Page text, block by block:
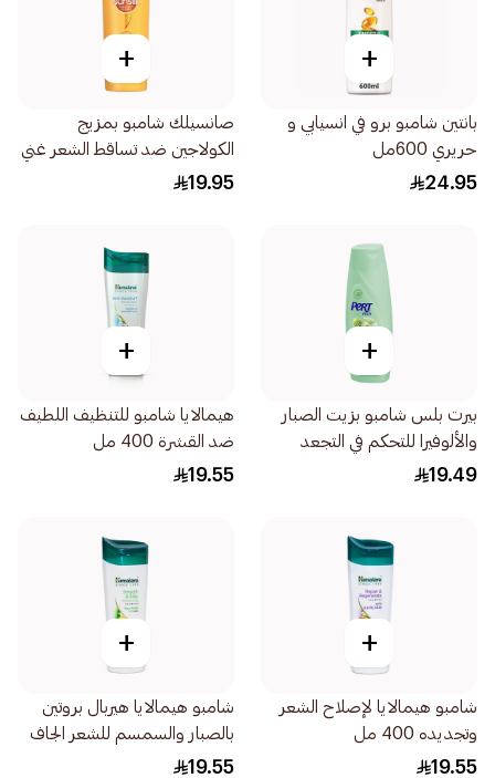
+
بانتين شامبو برو في انسيابي و
حريري 600مل
24.95
+
صانسيلك شامبو بمزيج
الكولاجين ضد تساقط الشعر غني
بالكولاجين والسيراميد 350مل
19.95
+
بيرت بلس شامبو بزيت الصبار
والألوفيرا للتحكم في التجعد
400مل
19.49
+
هيمالايا شامبو للتنظيف اللطيف
ضد القشرة 400 مل
19.55
+
شامبو هيمالايا لإصلاح الشعر
وتجديده 400 مل
19.55
+
شامبو هيمالايا هيربال بروتين
بالصبار والسمسم للشعر الجاف
400 مل
19.55